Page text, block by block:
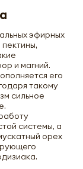
эфирных
и магний.
его
такому
сильное
системы, а
орех